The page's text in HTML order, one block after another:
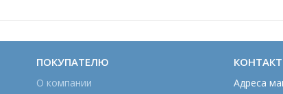
ПОКУПАТЕЛЮ
О компании
Адреса